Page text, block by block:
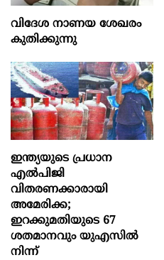
വിദേശ നാണയ ശേഖരം
കുതിക്കുന്നു
ഇന്ത്യയുടെ പ്രധാന
എൽപിജി
വിതരണക്കാരായി
അമേരിക്ക;
ഇറക്കുമതിയുടെ 67
ശതമാനവും യുഎസിൽ
നിന്ന്